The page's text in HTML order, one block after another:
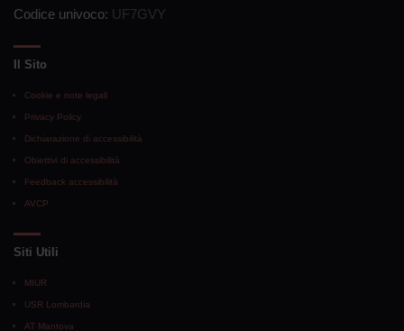
Codice univoco: UF7GVY
Il Sito
Cookie e note legali
Privacy Policy
Dichiarazione di accessibilità
Obiettivi di accessibilità
Feedback accessibilità
AVCP
Siti Utili
MIUR
USR Lombardia
AT Mantova